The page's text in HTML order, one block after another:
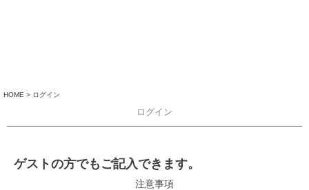
HOME ログイン
ログイン
ゲストの方でもご記入できます。
注意事項